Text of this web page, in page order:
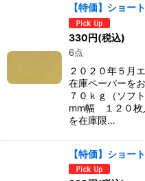
【特価】ショ
330円(税込)
6点
２０２０年５月
在庫ペーパーを
７０ｋｇ（ソフ
mm幅 １２０枚
を在庫限…
【特価】ショ